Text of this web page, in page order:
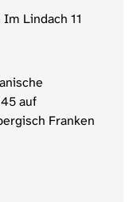
Lindach 11
auf
Franken